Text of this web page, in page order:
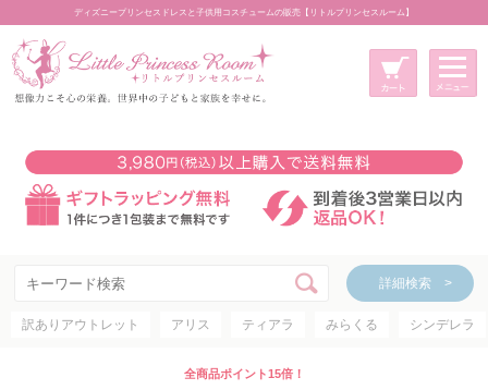
ディズニープリンセスドレスと子供用コスチュームの販売【リトルプリンセスルーム】
詳細検索 >
訳ありアウトレット アリス ティアラ みらくる シンデレラ
全商品ポイント15倍！
新規会員登録
マイページ
カート
詳細検索 >
アイテムカテゴリー
ディズニープリンセス